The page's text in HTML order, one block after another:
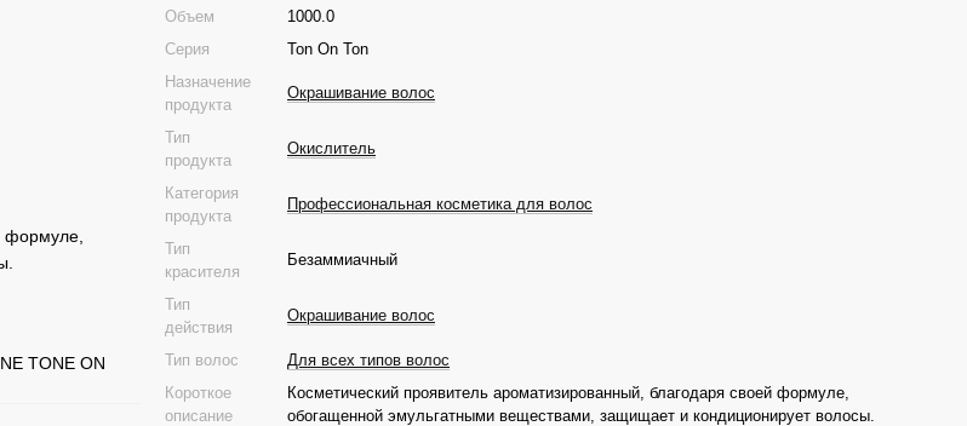
формуле,
TONE ON
Объем
1000.0
Серия
Ton On Ton
Назначение
продукта
Окрашивание волос
Тип
продукта
Окислитель
Категория
продукта
Профессиональная косметика для волос
Тип
красителя
Безаммиачный
Тип
действия
Окрашивание волос
Тип волос
Для всех типов волос
Короткое
описание
Косметический проявитель ароматизированный, благодаря своей формуле,
обогащенной эмульгатными веществами, защищает и кондиционирует волосы.